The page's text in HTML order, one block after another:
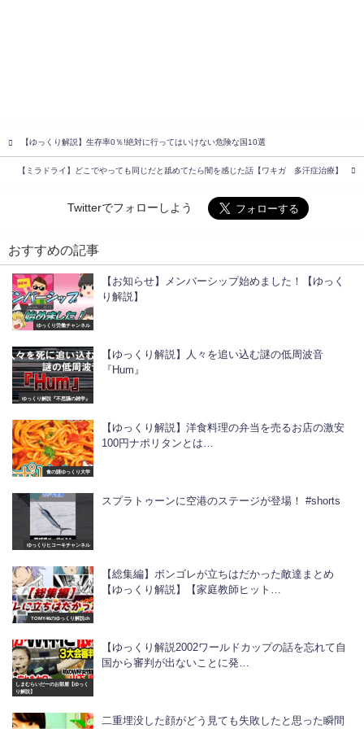
【ゆっくり解説】生存率0％!絶対に行ってはいけない危険な国10選
【ミラドライ】どこでやっても同じだと舐めてたら闇を感じた話【ワキガ 多汗症治療】
Twitterでフォローしよう
おすすめの記事
ゆっくり労働チャンネル
【お知らせ】メンバーシップ始めました！【ゆっく
り解説】
ゆっくり解説『不思議の雑学』
【ゆっくり解説】人々を追い込む謎の低周波音
『Hum』
食の謎ゆっくり大学
【ゆっくり解説】洋食料理の弁当を売るお店の激安
100円ナポリタンとは…
ゆっくりヒコーキチャンネル
スプラトゥーンに空港のステージが登場！ #shorts
TOMY46のゆっくり解説ch
【総集編】ボンゴレが立ちはだかった敵達まとめ
【ゆっくり解説】【家庭教師ヒット…
しまむらいだーのお部屋【ゆっく
り解説】
【ゆっくり解説2002ワールドカップの話を忘れて自
国から審判が出ないことに発…
二重埋没した顔がどう見ても失敗したと思った瞬間